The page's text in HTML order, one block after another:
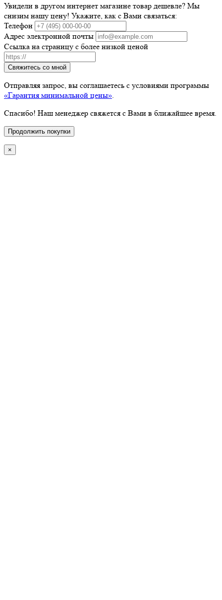
Увидели в другом интернет магазине товар дешевле? Мы
снизим нашу цену! Укажите, как с Вами связаться:
Телефон
Адрес электронной почты
Ссылка на страницу с более низкой ценой
Свяжитесь со мной
Отправляя запрос, вы соглашаетесь с условиями программы
«Гарантия минимальной цены»
Спасибо! Наш менеджер свяжется с Вами в ближайшее время.
Продолжить покупки
×